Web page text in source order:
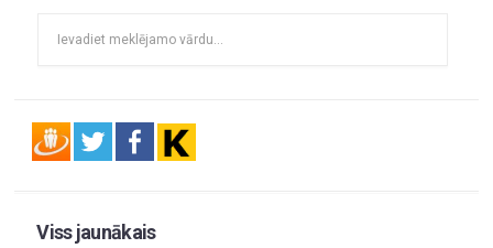
Viss jaunākais